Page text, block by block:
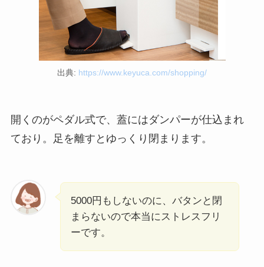
出典: https://www.keyuca.com/shopping/
開くのがペダル式で、蓋にはダンパーが仕込まれ
ており。足を離すとゆっくり閉まります。
5000円もしないのに、バタンと閉
まらないので本当にストレスフリ
ーです。